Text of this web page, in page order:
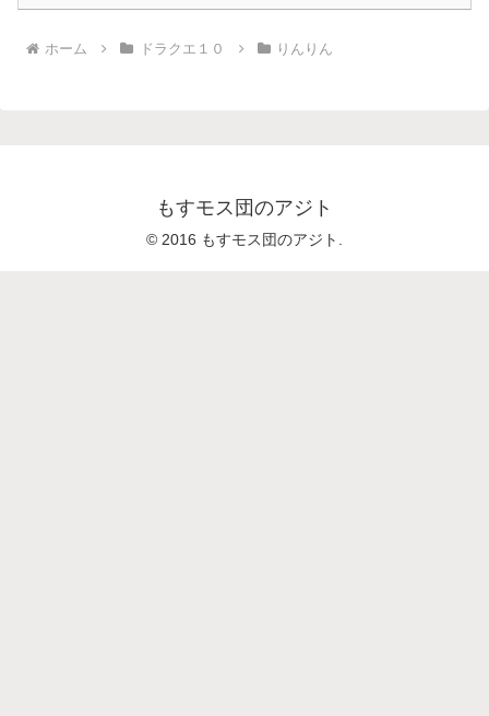
ホーム ドラクエ１０ りんりん
もすモス団のアジト
© 2016 もすモス団のアジト.